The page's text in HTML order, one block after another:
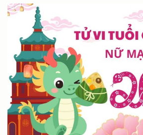
năm nay sẽ mang đến cả thách
khẳng định năng lực, bản lĩnh của
công việc, tài chính cho đến tình
mọi khía cạnh đều có những biến